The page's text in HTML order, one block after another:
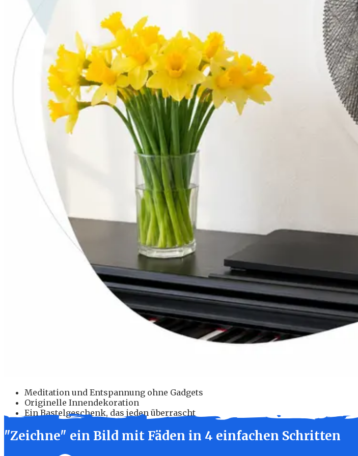
Meditation und Entspannung ohne Gadgets
Originelle Innendekoration
Ein Bastelgeschenk, das jeden überrascht
"Zeichne" ein Bild mit Fäden in 4 einfachen Schritten